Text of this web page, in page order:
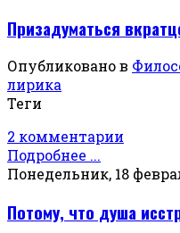
Призадуматься
Опубликовано в
лирика
Теги
2 комментарии
Подробнее ...
Понедельник, 18
Потому, что душа